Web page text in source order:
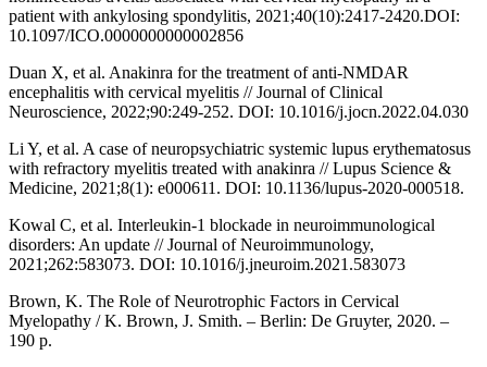
patient with ankylosing spondylitis, 2021;40(10):2417-2420.DOI:
10.1097/ICO.0000000000002856
Duan X, et al. Anakinra for the treatment of anti-NMDAR
encephalitis with cervical myelitis // Journal of Clinical
Neuroscience, 2022;90:249-252. DOI: 10.1016/j.jocn.2022.04.030
Li Y, et al. A case of neuropsychiatric systemic lupus erythematosus
with refractory myelitis treated with anakinra // Lupus Science &
Medicine, 2021;8(1): e000611. DOI: 10.1136/lupus-2020-000518.
Kowal C, et al. Interleukin-1 blockade in neuroimmunological
disorders: An update // Journal of Neuroimmunology,
2021;262:583073. DOI: 10.1016/j.jneuroim.2021.583073
Brown, K. The Role of Neurotrophic Factors in Cervical
Myelopathy / K. Brown, J. Smith. – Berlin: De Gruyter, 2020. –
190 p.